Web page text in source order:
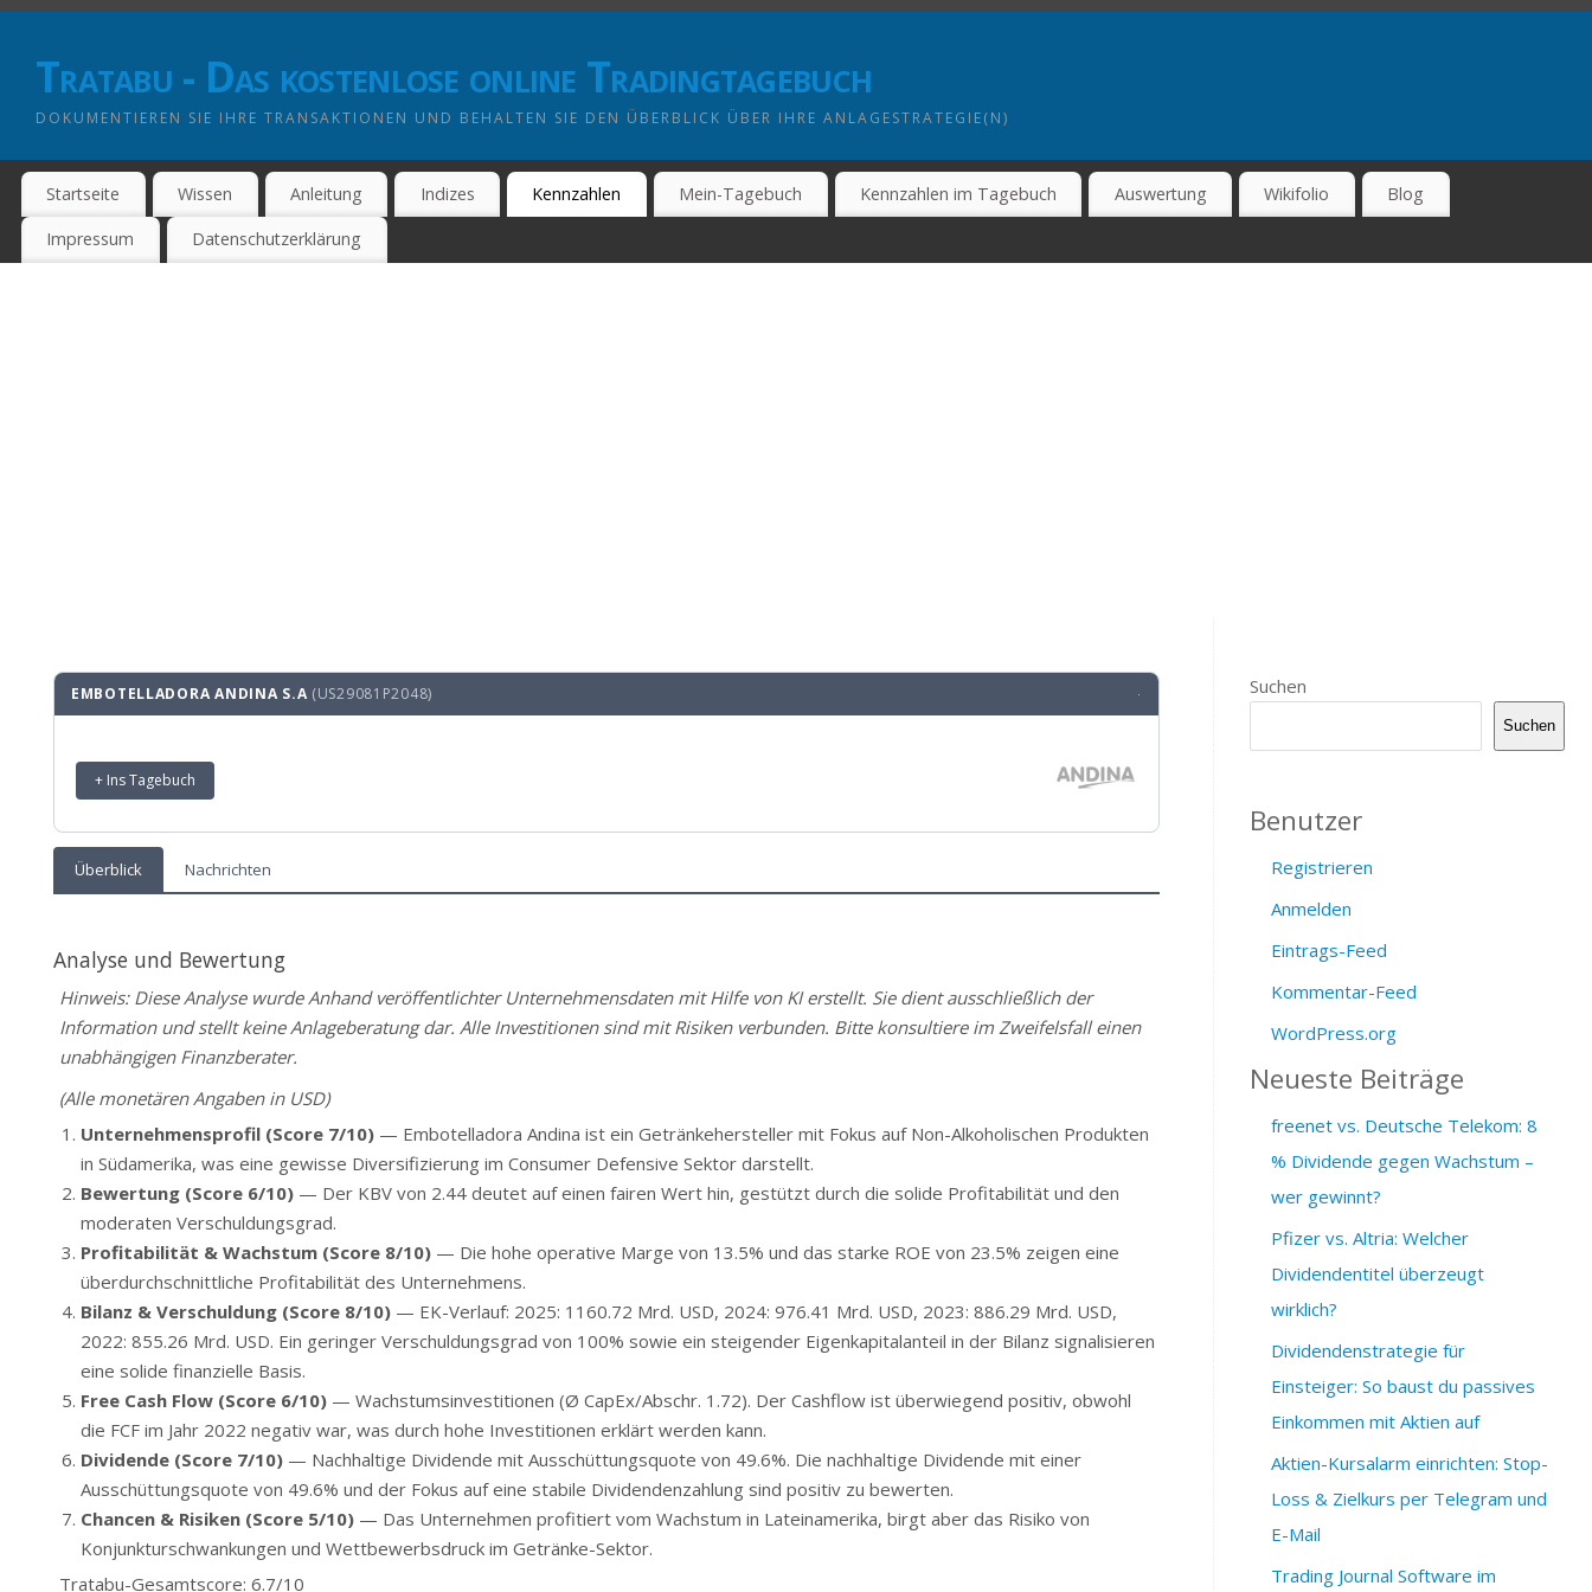
Tratabu - Das kostenlose online Tradingtagebuch
DOKUMENTIEREN SIE IHRE TRANSAKTIONEN UND BEHALTEN SIE DEN ÜBERBLICK ÜBER IHRE ANLAGESTRATEGIE(N)
Startseite Wissen Anleitung Indizes Kennzahlen Mein-Tagebuch Kennzahlen im Tagebuch Auswertung Wikifolio Blog
Impressum Datenschutzerklärung
EMBOTELLADORA ANDINA S.A (US29081P2048) ·
+ Ins Tagebuch
Überblick Nachrichten
Analyse und Bewertung
Hinweis: Diese Analyse wurde Anhand veröffentlichter Unternehmensdaten mit Hilfe von KI erstellt. Sie dient ausschließlich der
Information und stellt keine Anlageberatung dar. Alle Investitionen sind mit Risiken verbunden. Bitte konsultiere im Zweifelsfall einen
unabhängigen Finanzberater.
(Alle monetären Angaben in USD)
Unternehmensprofil (Score 7/10)— Embotelladora Andina ist ein Getränkehersteller mit Fokus auf Non-Alkoholischen Produkten
in Südamerika, was eine gewisse Diversifizierung im Consumer Defensive Sektor darstellt.
Bewertung (Score 6/10)— Der KBV von 2.44 deutet auf einen fairen Wert hin, gestützt durch die solide Profitabilität und den
moderaten Verschuldungsgrad.
Profitabilität & Wachstum (Score 8/10)— Die hohe operative Marge von 13.5% und das starke ROE von 23.5% zeigen eine
überdurchschnittliche Profitabilität des Unternehmens.
Bilanz & Verschuldung (Score 8/10)— EK-Verlauf: 2025: 1160.72 Mrd. USD, 2024: 976.41 Mrd. USD, 2023: 886.29 Mrd. USD,
2022: 855.26 Mrd. USD. Ein geringer Verschuldungsgrad von 100% sowie ein steigender Eigenkapitalanteil in der Bilanz signalisieren
eine solide finanzielle Basis.
Free Cash Flow (Score 6/10)— Wachstumsinvestitionen (Ø CapEx/Abschr. 1.72). Der Cashflow ist überwiegend positiv, obwohl
die FCF im Jahr 2022 negativ war, was durch hohe Investitionen erklärt werden kann.
Dividende (Score 7/10)— Nachhaltige Dividende mit Ausschüttungsquote von 49.6%. Die nachhaltige Dividende mit einer
Ausschüttungsquote von 49.6% und der Fokus auf eine stabile Dividendenzahlung sind positiv zu bewerten.
Chancen & Risiken (Score 5/10)— Das Unternehmen profitiert vom Wachstum in Lateinamerika, birgt aber das Risiko von
Konjunkturschwankungen und Wettbewerbsdruck im Getränke-Sektor.
Tratabu-Gesamtscore: 6.7/10
Suchen
Suchen
Benutzer
Registrieren
Anmelden
Eintrags-Feed
Kommentar-Feed
WordPress.org
Neueste Beiträge
freenet vs. Deutsche Telekom: 8
% Dividende gegen Wachstum –
wer gewinnt?
Pfizer vs. Altria: Welcher
Dividendentitel überzeugt
wirklich?
Dividendenstrategie für
Einsteiger: So baust du passives
Einkommen mit Aktien auf
Aktien-Kursalarm einrichten: Stop-
Loss & Zielkurs per Telegram und
E-Mail
Trading Journal Software im